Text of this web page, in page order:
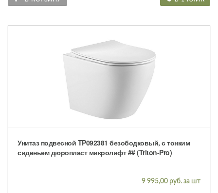
Унитаз подвесной TP092381 безободковый, с тонким
сиденьем дюропласт микролифт ## (Triton-Pro)
9 995,00 руб. за шт